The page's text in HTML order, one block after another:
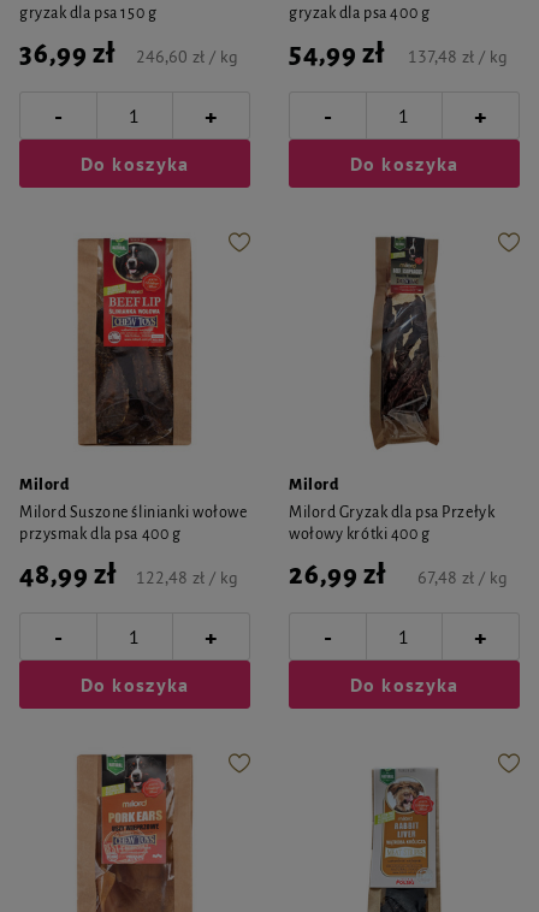
gryzak dla psa 150 g
36,99 zł 246,60 zł / kg
- +
Do koszyka
gryzak dla psa 400 g
54,99 zł 137,48 zł / kg
- +
Do koszyka
Milord
Milord Suszone ślinianki wołowe
przysmak dla psa 400 g
48,99 zł 122,48 zł / kg
- +
Do koszyka
Milord
Milord Gryzak dla psa Przełyk
wołowy krótki 400 g
26,99 zł 67,48 zł / kg
- +
Do koszyka